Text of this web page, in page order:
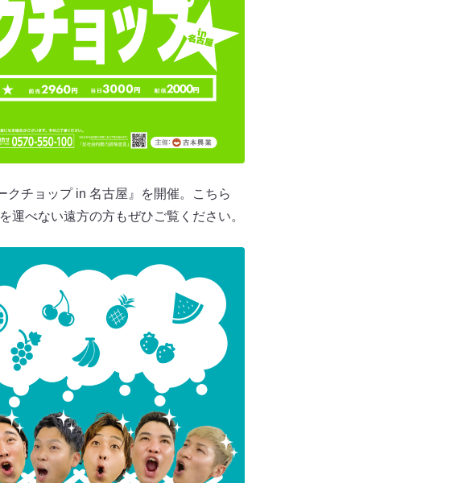
チョップ in 名古屋』を開催。こちら
べない遠方の方もぜひご覧ください。